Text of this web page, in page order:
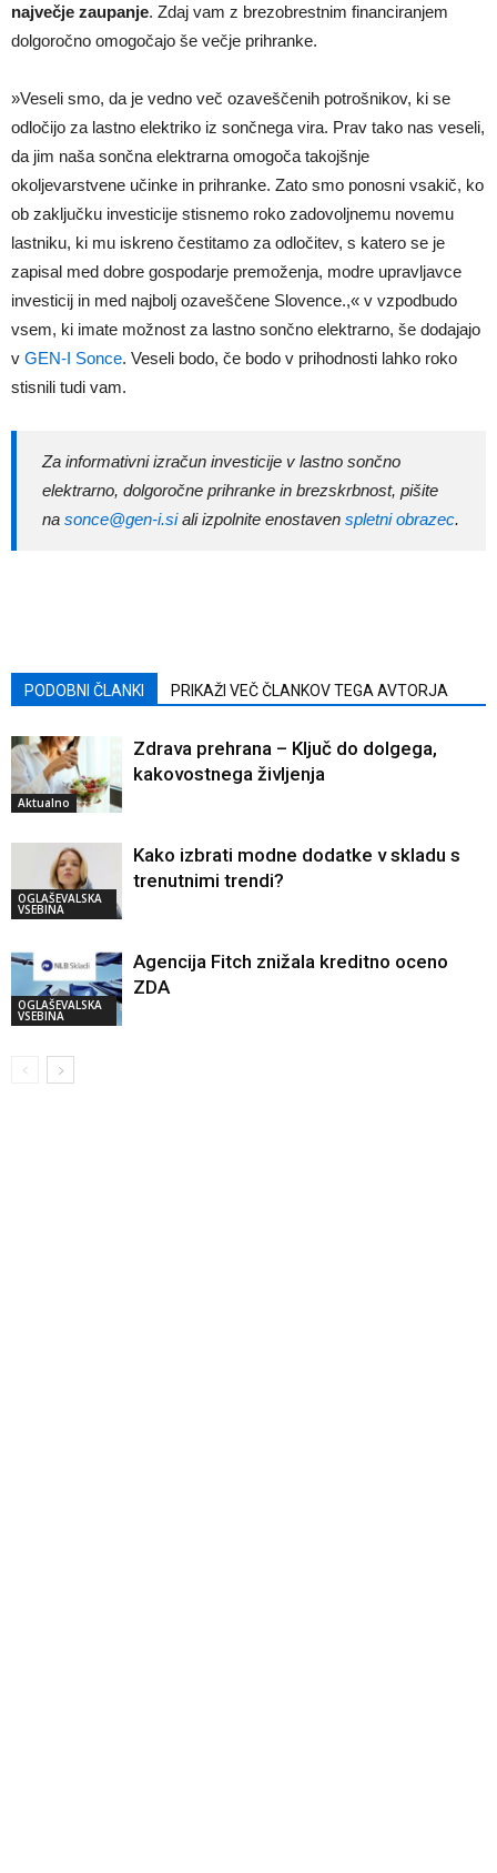
največje zaupanje. Zdaj vam z brezobrestnim financiranjem
dolgoročno omogočajo še večje prihranke.
»Veseli smo, da je vedno več ozaveščenih potrošnikov, ki se
odločijo za lastno elektriko iz sončnega vira. Prav tako nas veseli,
da jim naša sončna elektrarna omogoča takojšnje
okoljevarstvene učinke in prihranke. Zato smo ponosni vsakič, ko
ob zaključku investicije stisnemo roko zadovoljnemu novemu
lastniku, ki mu iskreno čestitamo za odločitev, s katero se je
zapisal med dobre gospodarje premoženja, modre upravljavce
investicij in med najbolj ozaveščene Slovence.,« v vzpodbudo
vsem, ki imate možnost za lastno sončno elektrarno, še dodajajo
v GEN-I Sonce. Veseli bodo, če bodo v prihodnosti lahko roko
stisnili tudi vam.
Za informativni izračun investicije v lastno sončno
elektrarno, dolgoročne prihranke in brezskrbnost, pišite
na sonce@gen-i.siali izpolnite enostaven spletni obrazec.
PODOBNI ČLANKI PRIKAŽI VEČ ČLANKOV TEGA AVTORJA
Aktualno
Zdrava prehrana – Ključ do dolgega,
kakovostnega življenja
OGLAŠEVALSKA
VSEBINA
Kako izbrati modne dodatke v skladu s
trenutnimi trendi?
OGLAŠEVALSKA
VSEBINA
Agencija Fitch znižala kreditno oceno
ZDA